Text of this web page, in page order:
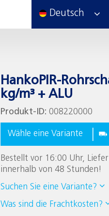
Deutsch
HankoPIR-
kg/m³ + ALU
Produkt-ID: 008220000
Wähle eine Variante
Bestellt vor 16:00 Uhr,
innerhalb von 48 Stunden!
Suchen Sie eine Variante?
Was sind die Frachtkosten?